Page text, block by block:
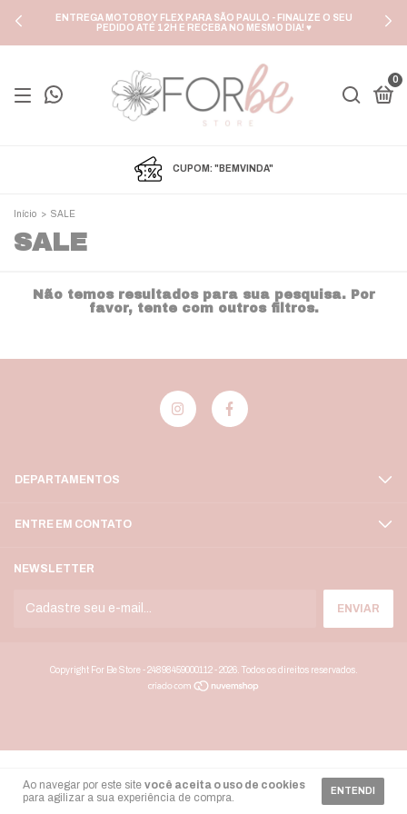
ENTREGA MOTOBOY FLEX PARA SÃO PAULO - FINALIZE O SEU
PEDIDO ATÉ 12H E RECEBA NO MESMO DIA! ♥
0
CUPOM: "BEMVINDA"
Ao navegar por este site você aceita o uso de cookies
para agilizar a sua experiência de compra.
ENTENDI
Início > SALE
SALE
Não temos resultados para sua pesquisa. Por
favor, tente com outros filtros.
DEPARTAMENTOS
ENTRE EM CONTATO
NEWSLETTER
Copyright For Be Store - 24898459000112 - 2026. Todos os direitos reservados.